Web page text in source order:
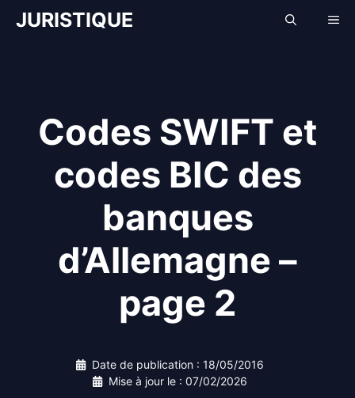
AllerJURISTIQUE
Codes SWIFT et
codes BIC des
banques
d’Allemagne –
page 2
Date de publication : 18/05/2016
Mise à jour le : 07/02/2026